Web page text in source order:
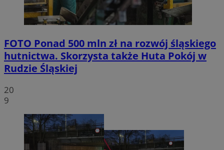
FOTO Ponad 500 mln zł na rozwój śląskiego
hutnictwa. Skorzysta także Huta Pokój w
Rudzie Śląskiej
20
9